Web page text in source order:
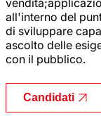
all'interno del
di sviluppare
ascolto delle
con il pubblico.
Candidati